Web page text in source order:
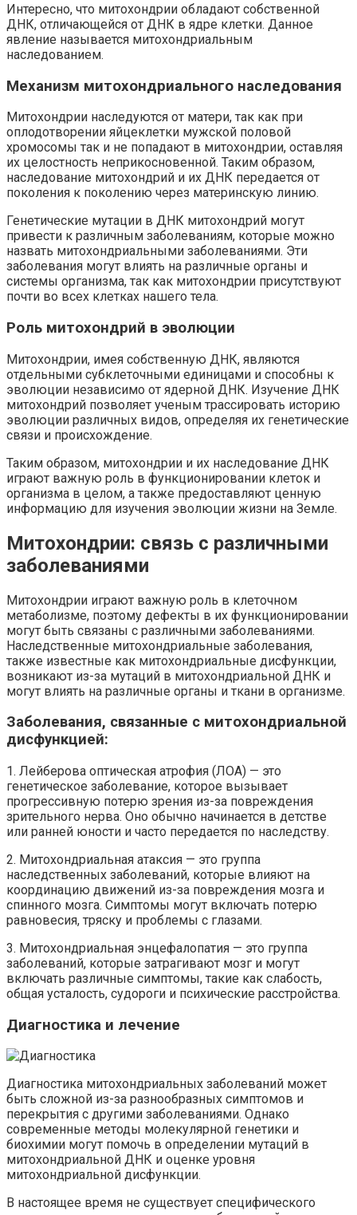
Интересно, что митохондрии обладают собственной
ДНК, отличающейся от ДНК в ядре клетки. Данное
явление называется митохондриальным
наследованием.
Механизм митохондриального наследования
Митохондрии наследуются от матери, так как при
оплодотворении яйцеклетки мужской половой
хромосомы так и не попадают в митохондрии, оставляя
их целостность неприкосновенной. Таким образом,
наследование митохондрий и их ДНК передается от
поколения к поколению через материнскую линию.
Генетические мутации в ДНК митохондрий могут
привести к различным заболеваниям, которые можно
назвать митохондриальными заболеваниями. Эти
заболевания могут влиять на различные органы и
системы организма, так как митохондрии присутствуют
почти во всех клетках нашего тела.
Роль митохондрий в эволюции
Митохондрии, имея собственную ДНК, являются
отдельными субклеточными единицами и способны к
эволюции независимо от ядерной ДНК. Изучение ДНК
митохондрий позволяет ученым трассировать историю
эволюции различных видов, определяя их генетические
связи и происхождение.
Таким образом, митохондрии и их наследование ДНК
играют важную роль в функционировании клеток и
организма в целом, а также предоставляют ценную
информацию для изучения эволюции жизни на Земле.
Митохондрии: связь с различными
заболеваниями
Митохондрии играют важную роль в клеточном
метаболизме, поэтому дефекты в их функционировании
могут быть связаны с различными заболеваниями.
Наследственные митохондриальные заболевания,
также известные как митохондриальные дисфункции,
возникают из-за мутаций в митохондриальной ДНК и
могут влиять на различные органы и ткани в организме.
Заболевания, связанные с митохондриальной
дисфункцией:
1. Лейберова оптическая атрофия (ЛОА) — это
генетическое заболевание, которое вызывает
прогрессивную потерю зрения из-за повреждения
зрительного нерва. Оно обычно начинается в детстве
или ранней юности и часто передается по наследству.
2. Митохондриальная атаксия — это группа
наследственных заболеваний, которые влияют на
координацию движений из-за повреждения мозга и
спинного мозга. Симптомы могут включать потерю
равновесия, тряску и проблемы с глазами.
3. Митохондриальная энцефалопатия — это группа
заболеваний, которые затрагивают мозг и могут
включать различные симптомы, такие как слабость,
общая усталость, судороги и психические расстройства.
Диагностика и лечение
Диагностика митохондриальных заболеваний может
быть сложной из-за разнообразных симптомов и
перекрытия с другими заболеваниями. Однако
современные методы молекулярной генетики и
биохимии могут помочь в определении мутаций в
митохондриальной ДНК и оценке уровня
митохондриальной дисфункции.
В настоящее время не существует специфического